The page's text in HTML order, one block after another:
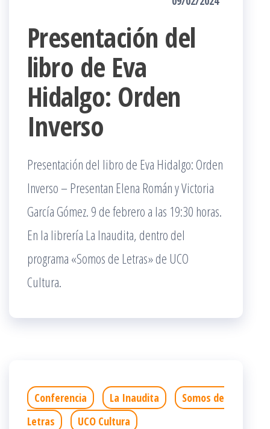
Presentación del
libro de Eva
Hidalgo: Orden
Inverso
Presentación del libro de Eva Hidalgo: Orden
Inverso – Presentan Elena Román y Victoria
García Gómez. 9 de febrero a las 19:30 horas.
En la librería La Inaudita, dentro del
programa «Somos de Letras» de UCO
Cultura.
Conferencia La Inaudita
Somos de
Letras
UCO Cultura